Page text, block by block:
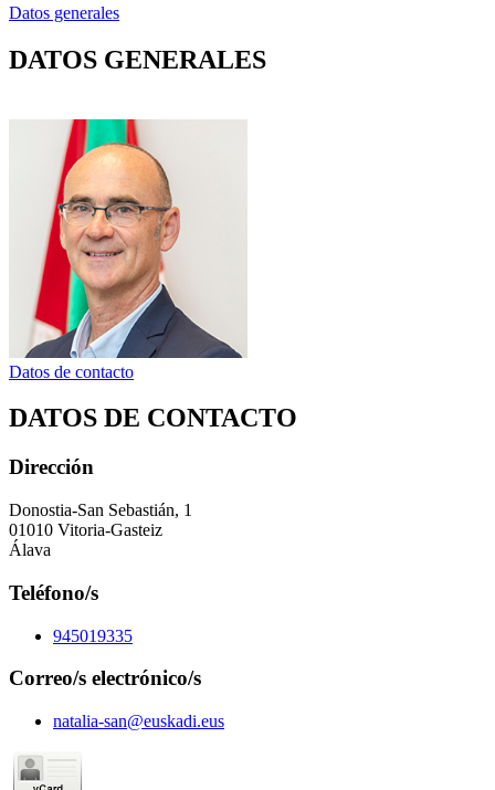
Datos generales
DATOS GENERALES
Datos de contacto
DATOS DE CONTACTO
Dirección
Donostia-San Sebastián, 1
01010 Vitoria-Gasteiz
Álava
Teléfono/s
945019335
Correo/s electrónico/s
natalia-san@euskadi.eus